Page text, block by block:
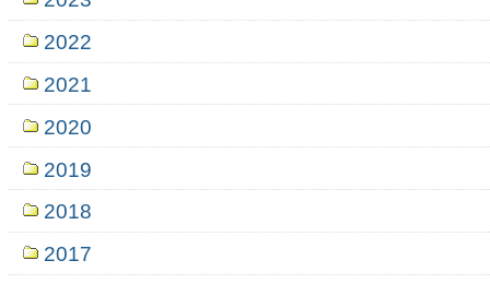
2022
2021
2020
2019
2018
2017